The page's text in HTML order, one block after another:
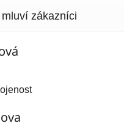
je 5 z 5 hvězdiček.